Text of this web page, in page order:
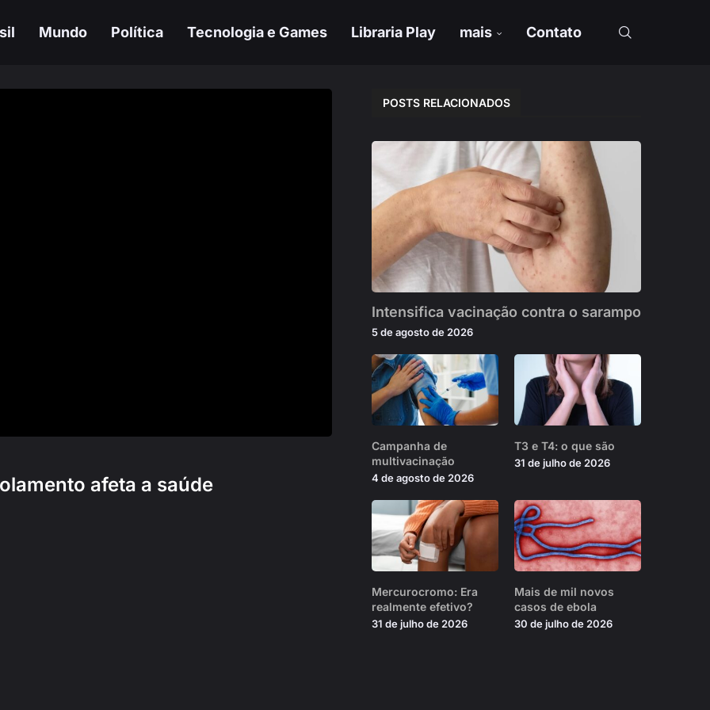
Mundo Política Tecnologia e Games Libraria Play mais Contato
afeta a saúde
POSTS RELACIONADOS
Intensifica vacinação contra o sarampo
5 de agosto de 2026
Campanha de
multivacinação
4 de agosto de 2026
T3 e T4: o que são
31 de julho de 2026
Mercurocromo: Era
realmente efetivo?
31 de julho de 2026
Mais de mil novos
casos de ebola
30 de julho de 2026